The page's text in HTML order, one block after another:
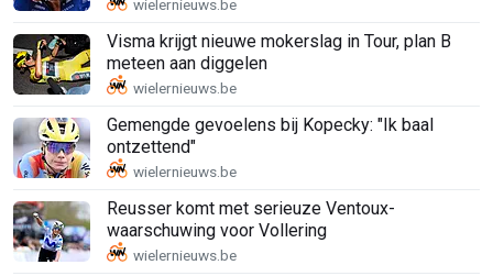
Visma krijgt nieuwe mokerslag in Tour, plan B
meteen aan diggelen
Gemengde gevoelens bij Kopecky: "Ik baal
ontzettend"
Reusser komt met serieuze Ventoux-
waarschuwing voor Vollering